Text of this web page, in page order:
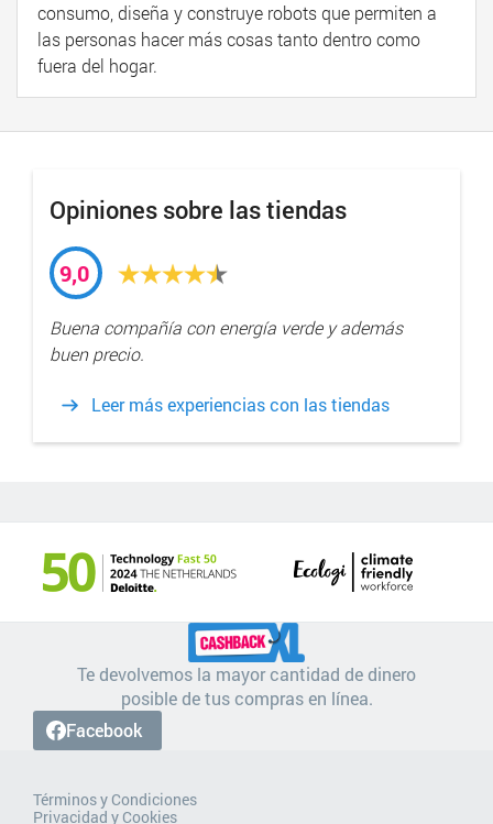
consumo, diseña y construye robots que permiten a
las personas hacer más cosas tanto dentro como
fuera del hogar.
Opiniones sobre las tiendas
9,0
Buena compañía con energía verde y además
buen precio.
Leer más experiencias con las tiendas
Te devolvemos la mayor cantidad de dinero
posible de tus compras en línea.
Facebook
Términos y Condiciones
Privacidad y Cookies